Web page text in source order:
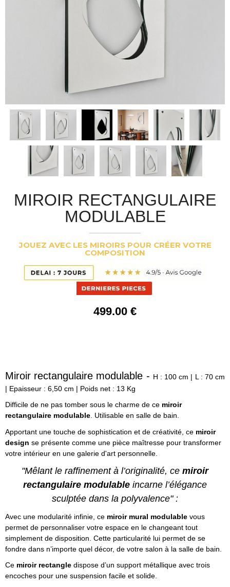
MIROIR RECTANGULAIRE
MODULABLE
JOUEZ AVEC LES MIROIRS POUR CRÉER VOTRE
COMPOSITION
499.00 €
Miroir rectangulaire modulable - H : 100 cm | L : 70 cm
| Epaisseur : 6,50 cm | Poids net : 13 Kg
Difficile de ne pas tomber sous le charme de ce miroir
rectangulaire modulable. Utilisable en salle de bain.
Apportant une touche de sophistication et de créativité, ce miroir
design se présente comme une pièce maîtresse pour transformer
votre intérieur en une galerie d'art personnelle.
"Mêlant le raffinement à l’originalité, ce miroir
rectangulaire modulable incarne l’élégance
sculptée dans la polyvalence" :
Avec une modularité infinie, ce miroir mural modulable vous
permet de personnaliser votre espace en le changeant tout
simplement de disposition. Cette particularité lui permet de se
fondre dans n’importe quel décor, de votre salon à la salle de bain.
Ce miroir rectangle dispose d’un support métallique avec trois
encoches pour une suspension facile et solide.